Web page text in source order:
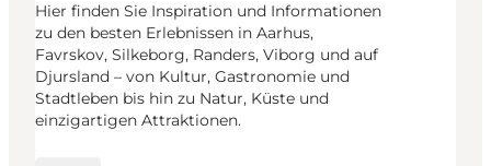
Hier finden Sie Inspiration und Informationen
zu den besten Erlebnissen in Aarhus,
Favrskov, Silkeborg, Randers, Viborg und auf
Djursland – von Kultur, Gastronomie und
Stadtleben bis hin zu Natur, Küste und
einzigartigen Attraktionen.